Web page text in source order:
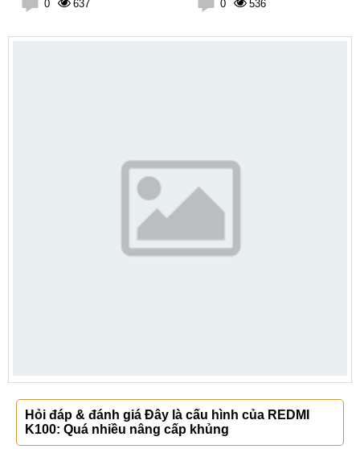
chung ColorOS
0 637 0 536
Hỏi đáp & đánh giá Đây là cấu hình của REDMI
K100: Quá nhiều nâng cấp khủng